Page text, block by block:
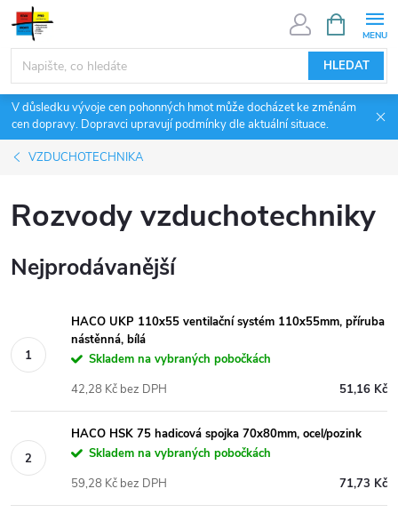
Přejít
obsah
HLEDAT
NÁKUPNÍ
KOŠÍK
V důsledku vývoje cen pohonných hmot může docházet ke změnám
cen dopravy. Dopravci upravují podmínky dle aktuální situace.
VZDUCHOTECHNIKA
Rozvody vzduchotechniky
Nejprodávanější
HACO UKP 110x55 ventilační systém 110x55mm, příruba
nástěnná, bílá
Skladem na vybraných pobočkách
51,16 Kč
42,28 Kč bez DPH
HACO HSK 75 hadicová spojka 70x80mm, ocel/pozink
Skladem na vybraných pobočkách
71,73 Kč
59,28 Kč bez DPH